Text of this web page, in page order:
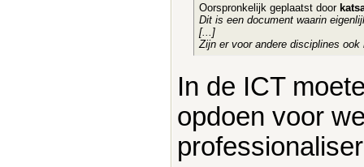
Oorspronkelijk geplaatst door
Dit is een document waarin
[...]
Zijn er voor andere disciplines
In de ICT
opdoen voor